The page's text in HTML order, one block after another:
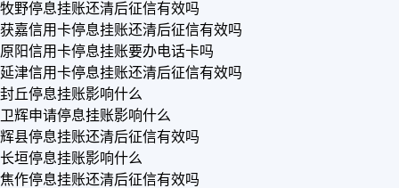
牧野停息挂账还清后征信有效吗
获嘉信用卡停息挂账还清后征信有效吗
原阳信用卡停息挂账要办电话卡吗
延津信用卡停息挂账还清后征信有效吗
封丘停息挂账影响什么
卫辉申请停息挂账影响什么
辉县停息挂账还清后征信有效吗
长垣停息挂账影响什么
焦作停息挂账还清后征信有效吗